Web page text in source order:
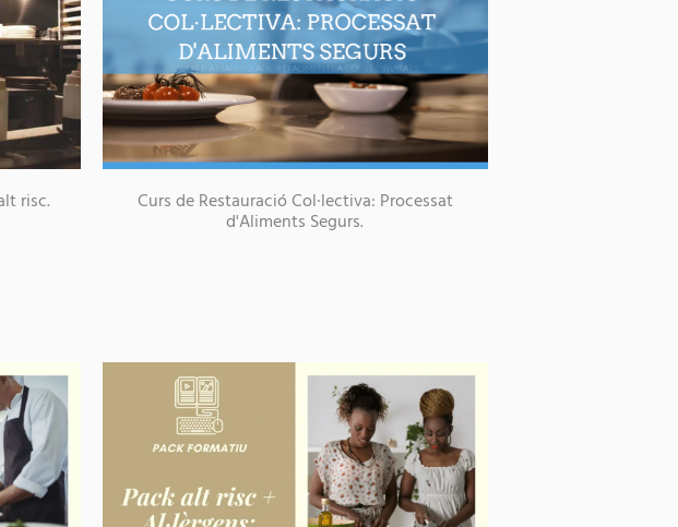
risc.
Curs de Restauració Col·lectiva: Processat
d'Aliments Segurs.